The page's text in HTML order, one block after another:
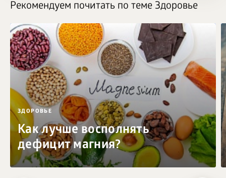
Рекомендуем почитать по теме Здоровье
ЗДОРОВЬЕ
Как лучше восполнять
дефицит магния?